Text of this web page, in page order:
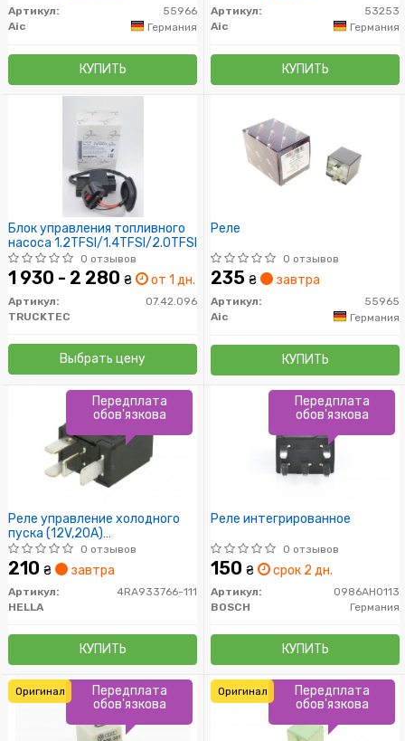
Артикул:
55966
Aic
Германия
КУПИТЬ
Артикул:
53253
Aic
Германия
КУПИТЬ
Блок управления топливного
насоса 1.2TFSI/1.4TFSI/2.0TFSI
0 отзывов
1 930 - 2 280 ₴ от 1 дн.
Артикул:
07.42.096
TRUCKTEC
Выбрать цену
Реле
0 отзывов
235 ₴ завтра
Артикул:
55965
Aic
Германия
КУПИТЬ
Реле управление холодного
пуска (12V,20A)
W168/CL203/W202 92-
0 отзывов
210 ₴ завтра
Артикул:
4RA933766-111
HELLA
КУПИТЬ
Передплата
обов'язкова
Реле интегрированное
0 отзывов
150 ₴ срок 2 дн.
Артикул:
0986AH0113
BOSCH
Германия
КУПИТЬ
Передплата
обов'язкова
Передплата
обов'язкова
Оригинал
Передплата
обов'язкова
Оригинал